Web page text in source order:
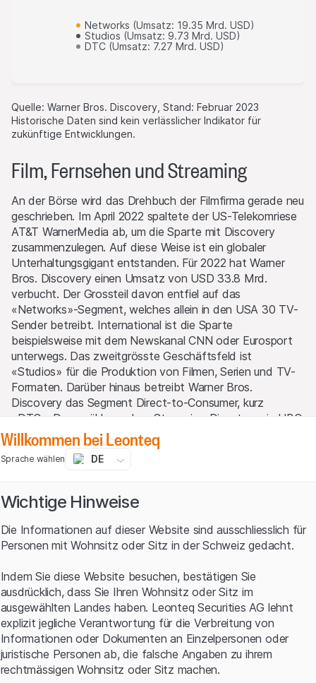
Networks (Umsatz: 19.35 Mrd. USD)
Studios (Umsatz: 9.73 Mrd. USD)
DTC (Umsatz: 7.27 Mrd. USD)
Quelle: Warner Bros. Discovery, Stand: Februar 2023
Historische Daten sind kein verlässlicher Indikator für
zukünftige Entwicklungen.
Film, Fernsehen und Streaming
An der Börse wird das Drehbuch der Filmfirma gerade neu
geschrieben. Im April 2022 spaltete der US-Telekomriese
AT&T WarnerMedia ab, um die Sparte mit Discovery
zusammenzulegen. Auf diese Weise ist ein globaler
Unterhaltungsgigant entstanden. Für 2022 hat Warner
Bros. Discovery einen Umsatz von USD 33.8 Mrd.
verbucht. Der Grossteil davon entfiel auf das
«Networks»-Segment, welches allein in den USA 30 TV-
Sender betreibt. International ist die Sparte
beispielsweise mit dem Newskanal CNN oder Eurosport
unterwegs. Das zweitgrösste Geschäftsfeld ist
«Studios» für die Produktion von Filmen, Serien und TV-
Formaten. Darüber hinaus betreibt Warner Bros.
Discovery das Segment Direct-to-Consumer, kurz
«DTC». Dazu zählen neben Streaming-Diensten wie HBO
Max oder Discovery+ auch klassische Pay-TV-Sender,
allen voran HBO. Trotz seiner immensen Fülle erlebte das
Unternehmen an der Börse schnell einen «Filmriss». Vom
Warner Bros. Discovery zum ersten Mal gehandelt –
brach die Aktie bis Ende 2022 um rund 60% ein.
Optimistischer CEO
Im neuen Jahr erlebte der Nasdaq-Titel ein beachtliches
Comeback. Seit Silvester steht für Warner Bros.
Discovery ein Plus von annähernd 50% zu Buche. CEO
David Zaslav hat die Rallye mit viel Optimismus
unterstützt. Seinen Worten zufolge ist der Grossteil an
Restrukturierungen erledigt. Die dabei anfallenden Kosten
haben dem Konzern im vierten Quartal 2022 einen Verlust
Willkommen bei Leonteq
Sprache wählen DE
Wichtige Hinweise
Die Informationen auf dieser Website sind ausschliesslich für
Personen mit Wohnsitz oder Sitz in der Schweiz gedacht.
Indem Sie diese Website besuchen, bestätigen Sie
ausdrücklich, dass Sie Ihren Wohnsitz oder Sitz im
ausgewählten Landes haben. Leonteq Securities AG lehnt
explizit jegliche Verantwortung für die Verbreitung von
Informationen oder Dokumenten an Einzelpersonen oder
juristische Personen ab, die falsche Angaben zu ihrem
rechtmässigen Wohnsitz oder Sitz machen.